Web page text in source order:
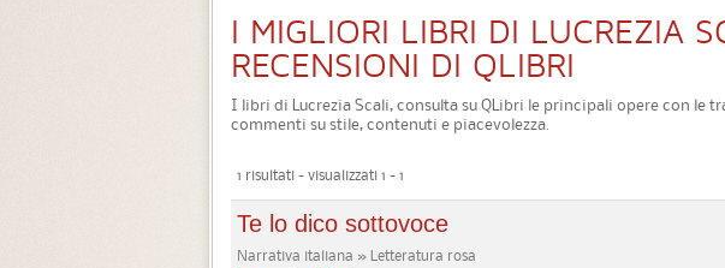
I MIGLIORI LIBRI DI LUCREZIA
RECENSIONI DI QLIBRI
I libri di Lucrezia Scali, consulta su QLibri le principali opere con le
commenti su stile, contenuti e piacevolezza.
1 risultati - visualizzati 1 - 1
Te lo dico sottovoce
Narrativa italiana » Letteratura rosa